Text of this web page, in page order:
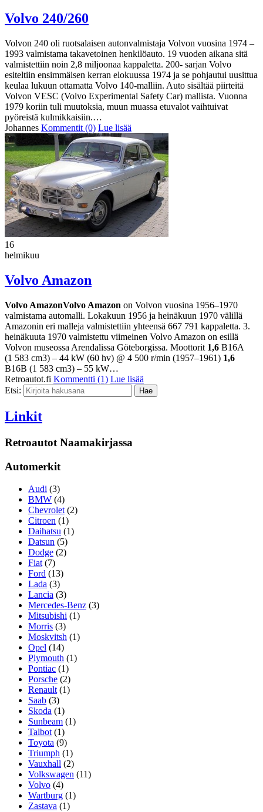
Volvo 240/260
Volvon 240 oli ruotsalaisen autonvalmistaja Volvon vuosina 1974 –
1993 valmistama takavetoinen henkilöauto. 19 vuoden aikana sitä
valmistettiin noin 2,8 miljoonaa kappaletta. 200- sarjan Volvo
esiteltiin ensimmäisen kerran elokuussa 1974 ja se pohjautui uusittua
keulaa lukuun ottamatta Volvo 140-malliin. Auto sisältää piirteitä
Volvon VESC (Volvo Experimental Safety Car) mallista. Vuonna
1979 koriin tuli muutoksia, muun muassa etuvalot vaihtuivat
pyöreistä kulmikkaisiin.…
Johannes Kommentit (0) Lue lisää
16
helmikuu
Volvo Amazon
Volvo AmazonVolvo Amazon on Volvon vuosina 1956–1970
valmistama automalli. Lokakuun 1956 ja heinäkuun 1970 välillä
Amazonin eri malleja valmistettiin yhteensä 667 791 kappaletta. 3.
heinäkuuta 1970 valmistettu viimeinen Volvo Amazon on esillä
Volvon museossa Arendalissa Göteborgissa. Moottorit 1,6 B16A
(1 583 cm3) – 44 kW (60 hv) @ 4 500 r/min (1957–1961) 1,6
B16B (1 583 cm3) – 55 kW…
Retroautot.fi Kommentti (1) Lue lisää
Etsi:
Linkit
Retroautot Naamakirjassa
Automerkit
Audi (3)
BMW (4)
Chevrolet (2)
Citroen (1)
Daihatsu (1)
Datsun (5)
Dodge (2)
Fiat (7)
Ford (13)
Lada (3)
Lancia (3)
Mercedes-Benz (3)
Mitsubishi (1)
Morris (3)
Moskvitsh (1)
Opel (14)
Plymouth (1)
Pontiac (1)
Porsche (2)
Renault (1)
Saab (3)
Skoda (1)
Sunbeam (1)
Talbot (1)
Toyota (9)
Triumph (1)
Vauxhall (2)
Volkswagen (11)
Volvo (4)
Wartburg (1)
Zastava (1)